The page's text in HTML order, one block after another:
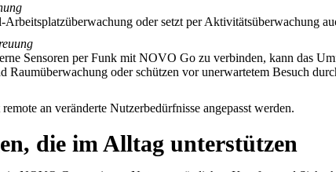
oder setzt per Aktivitätsüberwachung
Sensoren per Funk mit NOVO Go zu verbinden, kann das
Raumüberwachung oder schützen vor unerwartetem Besuch
an veränderte Nutzerbedürfnisse angepasst werden.
die im Alltag unterstützen